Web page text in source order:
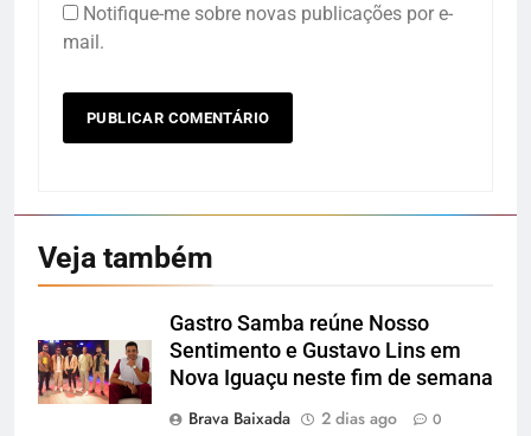
Notifique-me sobre novas publicações por e-
mail.
Veja também
Gastro Samba reúne Nosso
Sentimento e Gustavo Lins em
Nova Iguaçu neste fim de semana
Brava Baixada
2 dias ago 0